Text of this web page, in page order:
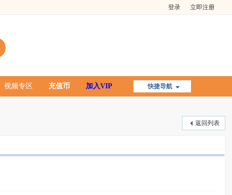
登录 立即注册
快捷导航
视频专区 充值币 加入VIP
返回列表